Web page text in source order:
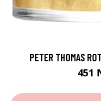
PETER THOMAS
451